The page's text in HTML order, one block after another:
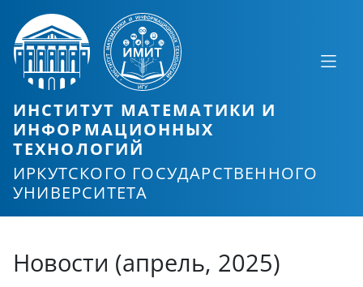
ИНСТИТУТ МАТЕМАТИКИ И
ИНФОРМАЦИОННЫХ
ТЕХНОЛОГИЙ
ИРКУТСКОГО ГОСУДАРСТВЕННОГО
УНИВЕРСИТЕТА
Новости (апрель, 2025)